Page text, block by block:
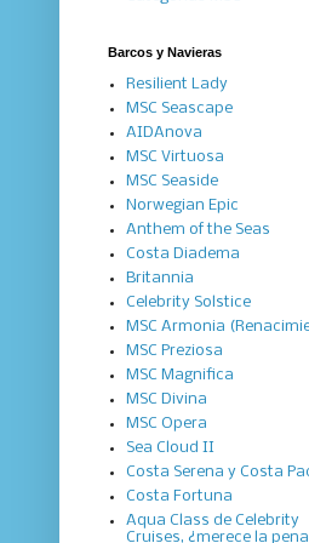
Barcos y Navieras
Resilient Lady
MSC Seascape
AIDAnova
MSC Virtuosa
MSC Seaside
Norwegian Epic
Anthem of the Seas
Costa Diadema
Britannia
Celebrity Solstice
MSC Armonia
MSC Preziosa
MSC Magnifica
MSC Divina
MSC Opera
Sea Cloud II
Costa Serena y Costa
Costa Fortuna
Aqua Class de Celebrity
Cruises, ¿merece la